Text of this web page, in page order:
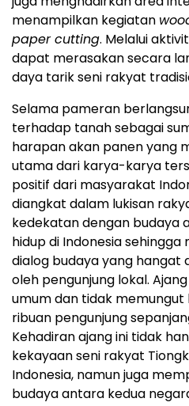
menampilkan kegiatan
paper cutting. Melalui
dapat merasakan secara
daya tarik seni rakyat
Selama pameran
terhadap tanah sebagai
harapan akan panen yang
utama dari karya-karya
positif dari masyarakat
diangkat dalam lukisan
kedekatan dengan budaya
hidup di Indonesia
dialog budaya yang hangat
oleh pengunjung lokal.
umum dan tidak memungut
ribuan pengunjung
Kehadiran ajang ini tidak
kekayaan seni rakyat
Indonesia, namun juga
budaya antara kedua